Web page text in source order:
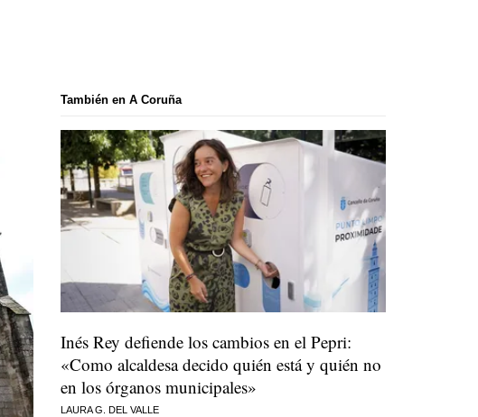
También en A Coruña
Inés Rey defiende los cambios en el Pepri:
«Como alcaldesa decido quién está y quién no
en los órganos municipales»
LAURA G. DEL VALLE